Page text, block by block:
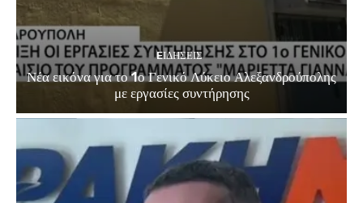
EΙΔΗΣΕΙΣ
Νέα εικόνα για το 1ο Γενικό Λύκειο Αλεξανδρούπολης
με εργασίες συντήρησης